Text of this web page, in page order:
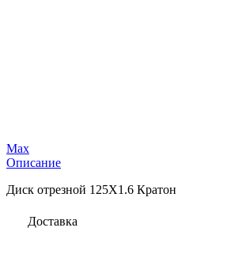
Max
Описание
Диск отрезной 125Х1.6 Кратон
Доставка